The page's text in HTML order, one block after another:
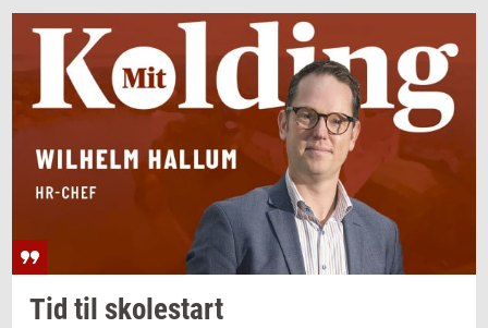
Tid til sko­lestart